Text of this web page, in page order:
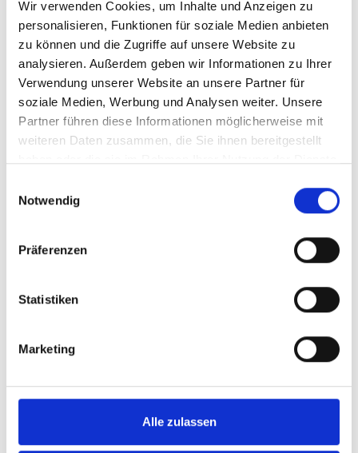
Wir verwenden Cookies, um Inhalte und Anzeigen zu
personalisieren, Funktionen für soziale Medien anbieten
zu können und die Zugriffe auf unsere Website zu
analysieren. Außerdem geben wir Informationen zu Ihrer
Verwendung unserer Website an unsere Partner für
soziale Medien, Werbung und Analysen weiter. Unsere
Partner führen diese Informationen möglicherweise mit
weiteren Daten zusammen, die Sie ihnen bereitgestellt
Notwendig
Präferenzen
Statistiken
Marketing
Alle zulassen
Produktvorstellungen
Branding-Kampagnen
neuen Angeboten
Werbung
Rabattaktionen
Mehr Aufmerksamkeit
innerhalb der Community
Kommentare innerhalb einer Community sichtbarer
werden.
Besonders aktive Beiträge profitieren davon enorm.
Aufmerksamkeit bekommen, beschäftigen sie sich
oft intensiver mit dem gesamten Beitrag.
Warum viele erfolgreiche
Accounts auf starke
Interaktion setzen
Große Accounts wirken selten zufällig erfolgreich.
Meist sorgen viele kleine Signale gemeinsam für